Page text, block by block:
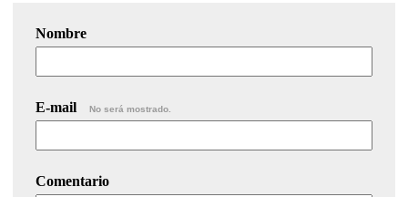
Nombre
E-mail No será mostrado.
Comentario